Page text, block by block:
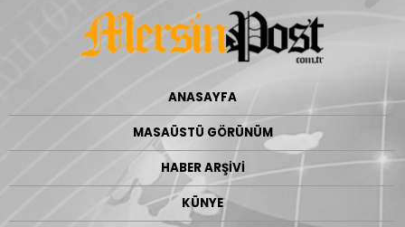
ANASAYFA
MASAÜSTÜ GÖRÜNÜM
HABER ARŞİVİ
KÜNYE